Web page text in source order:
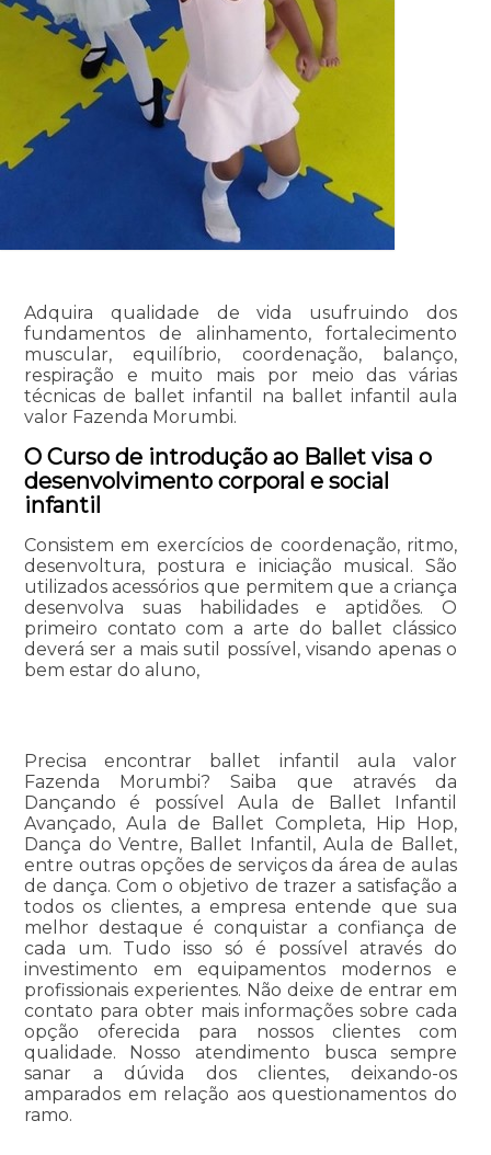
Adquira qualidade de vida usufruindo dos
fundamentos de alinhamento, fortalecimento
muscular, equilíbrio, coordenação, balanço,
respiração e muito mais por meio das várias
técnicas de ballet infantil na ballet infantil aula
valor Fazenda Morumbi.
O Curso de introdução ao Ballet visa o
desenvolvimento corporal e social
infantil
Consistem em exercícios de coordenação, ritmo,
desenvoltura, postura e iniciação musical. São
utilizados acessórios que permitem que a criança
desenvolva suas habilidades e aptidões. O
primeiro contato com a arte do ballet clássico
deverá ser a mais sutil possível, visando apenas o
bem estar do aluno,
Precisa encontrar ballet infantil aula valor
Fazenda Morumbi? Saiba que através da
Dançando é possível Aula de Ballet Infantil
Avançado, Aula de Ballet Completa, Hip Hop,
Dança do Ventre, Ballet Infantil, Aula de Ballet,
entre outras opções de serviços da área de aulas
de dança. Com o objetivo de trazer a satisfação a
todos os clientes, a empresa entende que sua
melhor destaque é conquistar a confiança de
cada um. Tudo isso só é possível através do
investimento em equipamentos modernos e
profissionais experientes. Não deixe de entrar em
contato para obter mais informações sobre cada
opção oferecida para nossos clientes com
qualidade. Nosso atendimento busca sempre
sanar a dúvida dos clientes, deixando-os
amparados em relação aos questionamentos do
ramo.